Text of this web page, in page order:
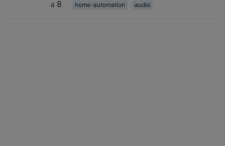
8 home-automation audio